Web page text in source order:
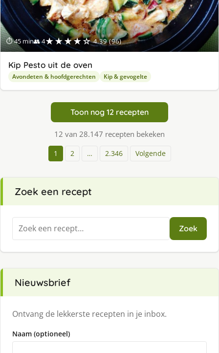
⏱ 45 min👥 4★★★★☆ 4.39 (96)
Kip Pesto uit de oven
Avondeten & hoofdgerechten Kip & gevogelte
Toon nog 12 recepten
12 van 28.147 recepten bekeken
1 2 … 2.346 Volgende
Zoek een recept
Zoeken
naar:
Zoek
Nieuwsbrief
Ontvang de lekkerste recepten in je inbox.
Naam (optioneel)